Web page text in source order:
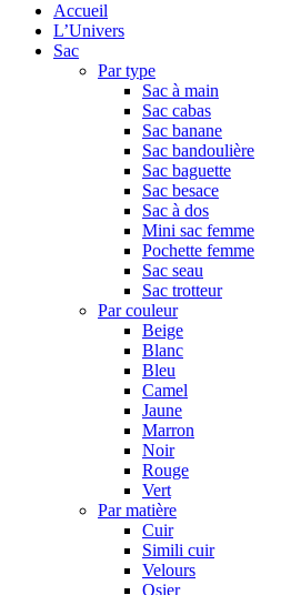
Accueil
L’Univers
Sac
Par type
Sac à main
Sac cabas
Sac banane
Sac bandoulière
Sac baguette
Sac besace
Sac à dos
Mini sac femme
Pochette femme
Sac seau
Sac trotteur
Par couleur
Beige
Blanc
Bleu
Camel
Jaune
Marron
Noir
Rouge
Vert
Par matière
Cuir
Simili cuir
Velours
Osier